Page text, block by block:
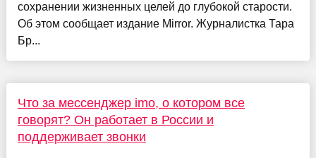
сохранении жизненных целей до глубокой старости.
Об этом сообщает издание Mirror. Журналистка Тара
Бр...
Что за мессенджер imo, о котором все
говорят? Он работает в России и
поддерживает звонки